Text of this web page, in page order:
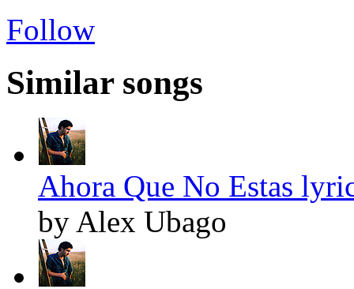
Follow
Similar songs
Ahora Que No Estas
by Alex Ubago